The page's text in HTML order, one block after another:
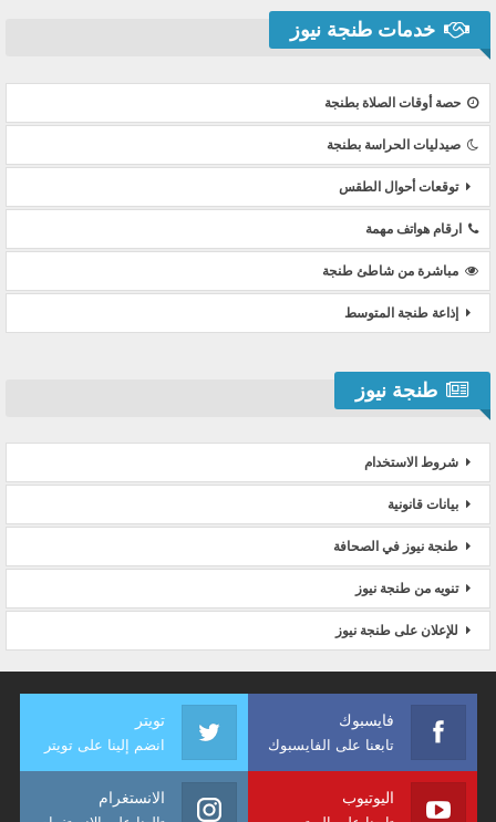
خدمات طنجة نيوز
حصة أوقات الصلاة بطنجة
صيدليات الحراسة بطنجة
توقعات أحوال الطقس
ارقام هواتف مهمة
مباشرة من شاطئ طنجة
إذاعة طنجة المتوسط
طنجة نيوز
شروط الاستخدام
بيانات قانونية
طنجة نيوز في الصحافة
تنويه من طنجة نيوز
للإعلان على طنجة نيوز
فايسبوك
تابعنا على الفايسبوك
تويتر
انضم إلينا على تويتر
اليوتيوب الانستغرام